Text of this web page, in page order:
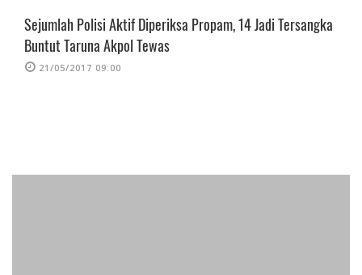
Sejumlah Polisi Aktif Diperiksa Propam, 14 Jadi Tersangka
Buntut Taruna Akpol Tewas
21/05/2017 09:00